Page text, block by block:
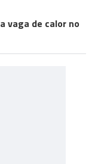
vaga de calor no